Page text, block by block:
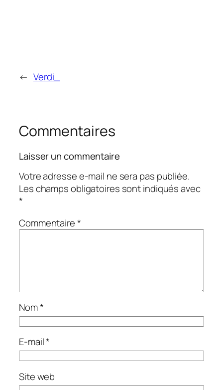
← Verdi_
Commentaires
Laisser un commentaire
Votre adresse e-mail ne sera pas publiée.
Les champs obligatoires sont indiqués avec
*
Commentaire*
Nom*
E-mail*
Site web